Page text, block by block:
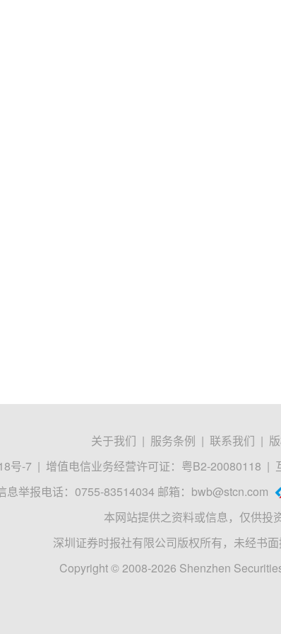
关于我们 | 服务条例 | 联系我们 |
号-7 | 增值电信业务经营许可证：粤B2-20080118 |
息举报电话：0755-83514034 邮箱： bwb@stcn.com
本网站提供之资料或信息，仅供投
深圳证券时报社有限公司版权所有，未经书
Copyright © 2008-2026 Shenzhen